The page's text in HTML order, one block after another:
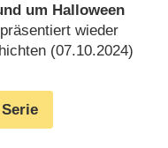
um Halloween
wieder
(07.10.2024)